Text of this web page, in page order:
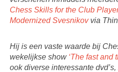
Chess Skills for the Club
Modernized Svesnikovvia
Hij is een vaste waarde bij
wekelijkse show ‘The fast and
ook diverse interessante